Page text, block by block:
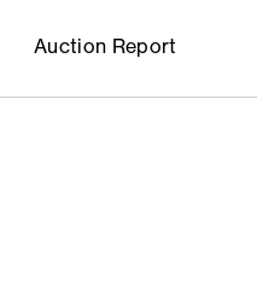
Auction Report